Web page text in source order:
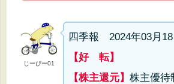
じーぴー01
四季報 2024年03月
【好 転】
【株主還元】株主優待